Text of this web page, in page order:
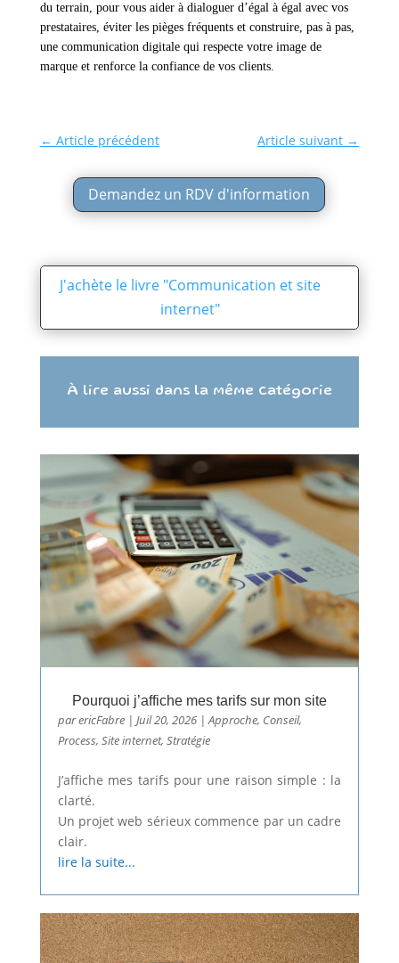
du terrain, pour vous aider à dialoguer d’égal à égal avec vos
prestataires, éviter les pièges fréquents et construire, pas à pas,
une communication digitale qui respecte votre image de
marque et renforce la confiance de vos clients.
← Article précédent Article suivant →
Demandez un RDV d'information
J'achète le livre "Communication et site
internet"
À lire aussi dans la même catégorie
Pourquoi j’affiche mes tarifs sur mon site
parericFabre| Juil 20, 2026|Approche, Conseil,
Process, Site internet, Stratégie
J’affiche mes tarifs pour une raison simple : la
clarté.
Un projet web sérieux commence par un cadre
clair.
lire la suite...